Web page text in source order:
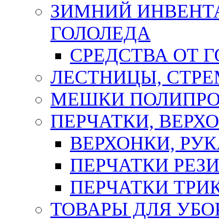
ЗИМНИЙ
ГОЛОЛЕДА
СРЕДСТВА ОТ
ЛЕСТНИЦЫ,
МЕШКИ
ПЕРЧАТКИ,
ВЕРХОНКИ,
ПЕРЧАТКИ
ПЕРЧАТКИ
ТОВАРЫ ДЛЯ